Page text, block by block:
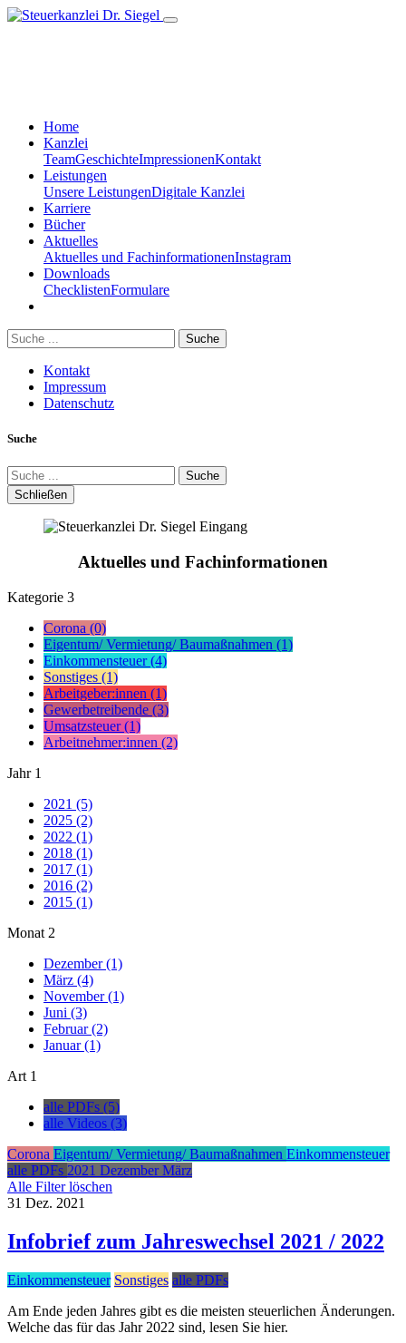
Home
Kanzlei
TeamGeschichteImpressionenKontakt
Leistungen
Unsere LeistungenDigitale Kanzlei
Karriere
Bücher
Aktuelles
Aktuelles und FachinformationenInstagram
Downloads
ChecklistenFormulare
Suche
Kontakt
Impressum
Datenschutz
Suche
Suche
Schließen
Aktuelles und Fachinformationen
Kategorie 3
Corona (0)
Eigentum/ Vermietung/ Baumaßnahmen (1)
Einkommensteuer (4)
Sonstiges (1)
Arbeitgeber:innen (1)
Gewerbetreibende (3)
Umsatzsteuer (1)
Arbeitnehmer:innen (2)
Jahr 1
2021 (5)
2025 (2)
2022 (1)
2018 (1)
2017 (1)
2016 (2)
2015 (1)
Monat 2
Dezember (1)
März (4)
November (1)
Juni (3)
Februar (2)
Januar (1)
Art 1
alle PDFs (5)
alle Videos (3)
Corona Eigentum/ Vermietung/ Baumaßnahmen Einkommensteuer
alle PDFs 2021 DezemberMärz
Alle Filter löschen
31 Dez. 2021
Infobrief zum Jahreswechsel 2021 / 2022
Einkommensteuer Sonstiges alle PDFs
Am Ende jeden Jahres gibt es die meisten steuerlichen Änderungen.
Welche das für das Jahr 2022 sind, lesen Sie hier.